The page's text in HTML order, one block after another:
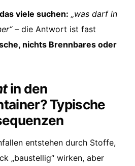
viele suchen: „was darf in
– die Antwort ist fast
nichts Brennbares oder
in den
Typische
entstehen durch Stoffe,
„baustellig“ wirken, aber